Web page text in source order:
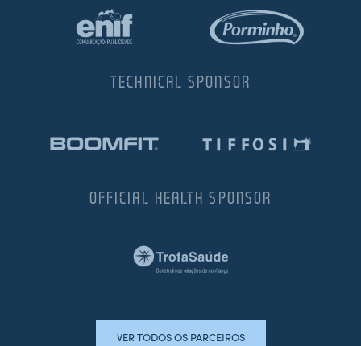
TECHNICAL SPONSOR
OFFICIAL HEALTH SPONSOR
VER TODOS OS PARCEIROS